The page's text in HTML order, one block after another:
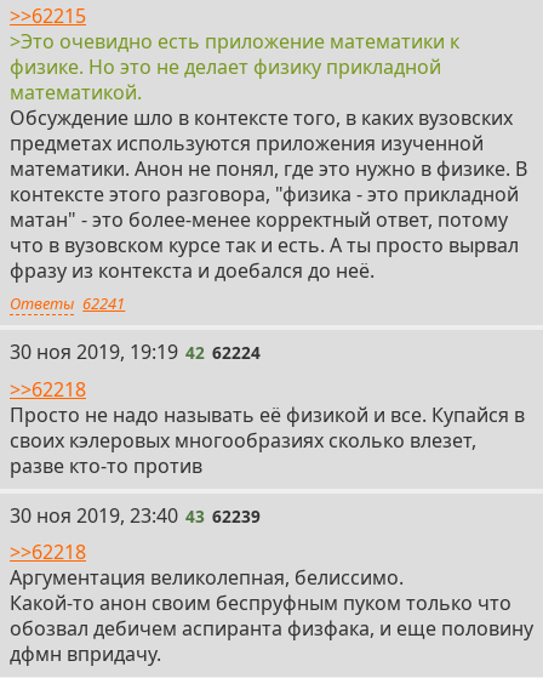
>>62215
>Это очевидно есть приложение математики к
физике. Но это не делает физику прикладной
математикой.
Обсуждение шло в контексте того, в каких вузовских
предметах используются приложения изученной
математики. Анон не понял, где это нужно в физике. В
контексте этого разговора, "физика - это прикладной
матан" - это более-менее корректный ответ, потому
что в вузовском курсе так и есть. А ты просто вырвал
фразу из контекста и доебался до неё.
Ответы 62241
42
30 ноя 2019, 19:19 42 62224
>>62218
Просто не надо называть её физикой и все. Купайся в
своих кэлеровых многообразиях сколько влезет,
разве кто-то против
43
30 ноя 2019, 23:40 43 62239
>>62218
Аргументация великолепная, белиссимо.
Какой-то анон своим беспруфным пуком только что
обозвал дебичем аспиранта физфака, и еще половину
дфмн впридачу.